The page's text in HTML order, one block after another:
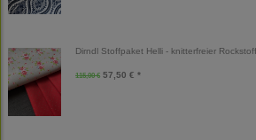
Dirndl Stoffpaket Helli - knitterfreier Rockstoff
115,00 € 57,50 € *